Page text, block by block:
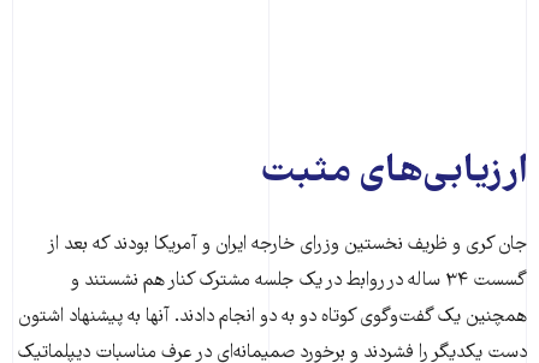
ارزیابی‌های مثبت
جان کری و ظریف نخستین وزرای خارجه ایران و آمریکا بودند که بعد از
گسست ۳۴ ساله در روابط در یک جلسه مشترک کنار هم نشستند و
همچنین یک گفت‌وگوی کوتاه دو به دو انجام دادند. آنها به پیشنهاد اشتون
دست یکدیگر را فشردند و برخورد صمیمانه‌ای در عرف مناسبات دیپلماتیک